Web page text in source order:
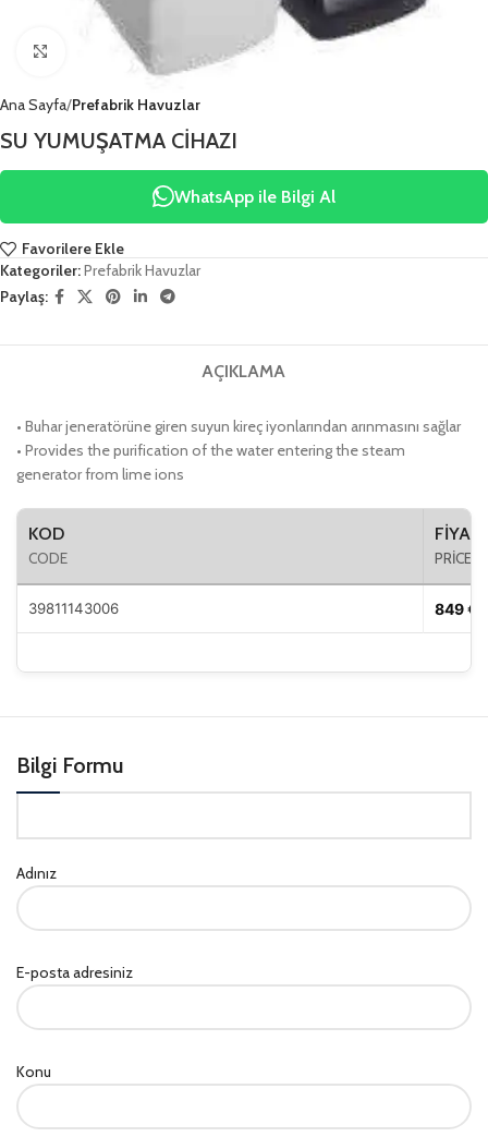
Click to enlarge
Ana Sayfa Prefabrik Havuzlar
SU YUMUŞATMA CİHAZI
WhatsApp ile Bilgi Al
Favorilere Ekle
Kategoriler:Prefabrik Havuzlar
Paylaş:
AÇIKLAMA
• Buhar jeneratörüne giren suyun kireç iyonlarından arınmasını sağlar
• Provides the purification of the water entering the steam
generator from lime ions
KOD
CODE
FIYAT
PRICE
39811143006 849 €
Bilgi Formu
Adınız
E-posta adresiniz
Konu